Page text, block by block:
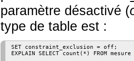
paramètre désactivé (
type de table est :
SET constraint_exclusion = off;
EXPLAIN SELECT count(*) FROM